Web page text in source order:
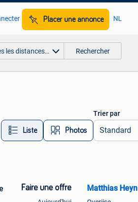
Placer une annonce NL
les distances… Rechercher
Liste Photos
Trier par
Faire une offre Matthias Heyn